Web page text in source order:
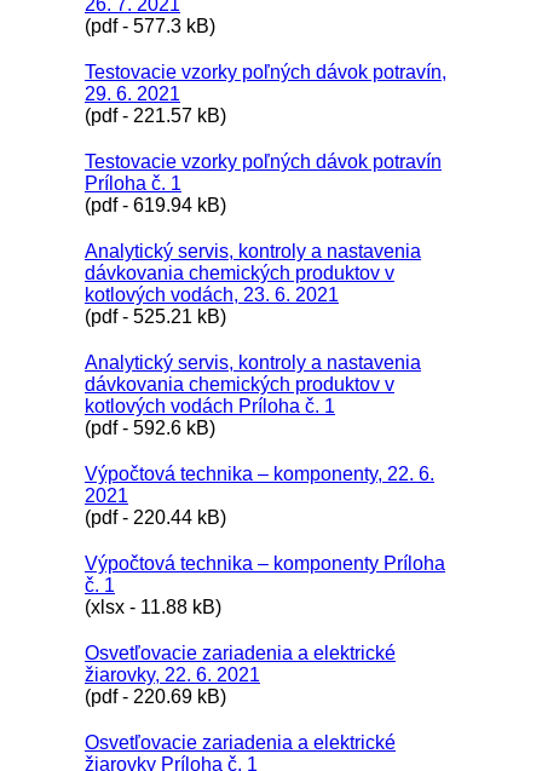
26. 7. 2021
(pdf - 577.3 kB)
Testovacie vzorky poľných dávok potravín,
29. 6. 2021
(pdf - 221.57 kB)
Testovacie vzorky poľných dávok potravín
Príloha č. 1
(pdf - 619.94 kB)
Analytický servis, kontroly a nastavenia
dávkovania chemických produktov v
kotlových vodách, 23. 6. 2021
(pdf - 525.21 kB)
Analytický servis, kontroly a nastavenia
dávkovania chemických produktov v
kotlových vodách Príloha č. 1
(pdf - 592.6 kB)
Výpočtová technika – komponenty, 22. 6.
2021
(pdf - 220.44 kB)
Výpočtová technika – komponenty Príloha
č. 1
(xlsx - 11.88 kB)
Osvetľovacie zariadenia a elektrické
žiarovky, 22. 6. 2021
(pdf - 220.69 kB)
Osvetľovacie zariadenia a elektrické
žiarovky Príloha č. 1